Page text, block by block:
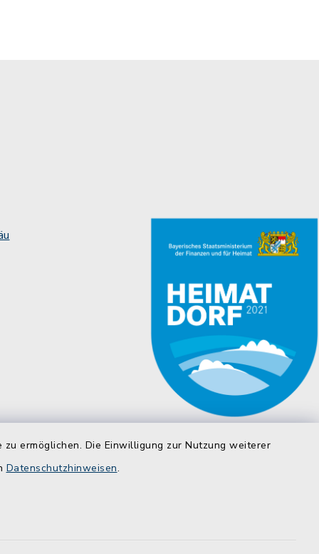
ermöglichen. Die Einwilligung zur Nutzung weiterer
Datenschutzhinweisen.